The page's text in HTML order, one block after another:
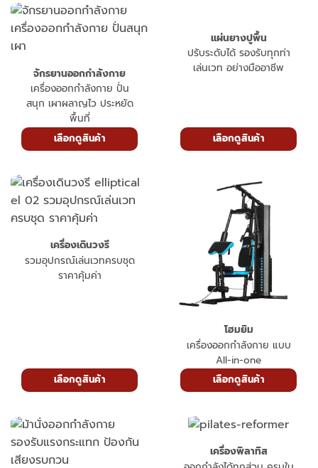
จักรยานออกกำลังกาย
เครื่องออกกำลังกาย ปั่น
สนุก เผาผลาญไว ประหยัด
พื้นที่
เลือกดูสินค้า
แผ่นยางปูพื้น
ปรับระดับได้ รองรับทุกท่า
เล่นเวท อย่างมืออาชีพ
เลือกดูสินค้า
เครื่องเดินวงรี
รวมอุปกรณ์เล่นเวทครบชุด
ราคาคุ้มค่า
เลือกดูสินค้า
โฮมยิม
เครื่องออกกำลังกาย แบบ
All-in-one
เลือกดูสินค้า
เครื่องพิลาทิส